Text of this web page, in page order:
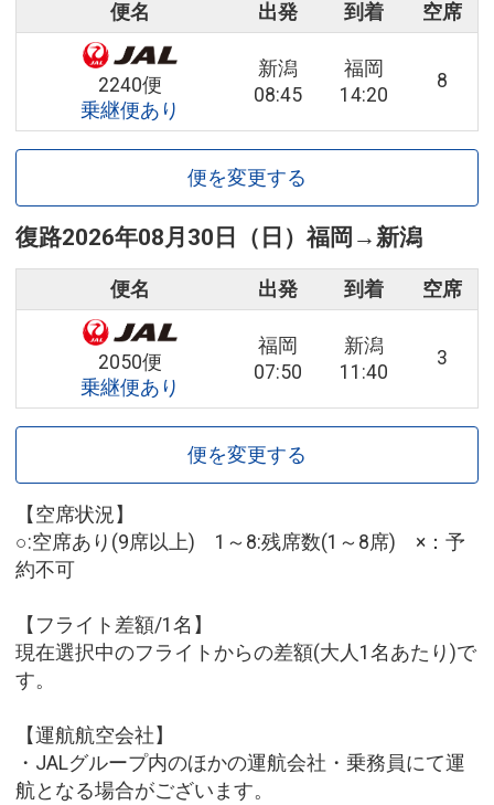
便名 出発 到着 空席
2240便
乗継便あり
新潟
08:45
福岡
14:20
8
便を変更する
復路2026年08月30日（日）福岡 →新潟
便名 出発 到着 空席
2050便
乗継便あり
福岡
07:50
新潟
11:40
3
便を変更する
【空席状況】
○:空席あり(9席以上) 1～8:残席数(1～8席) ×：予
約不可
【フライト差額/1名】
現在選択中のフライトからの差額(大人1名あたり)で
す。
【運航航空会社】
・JALグループ内のほかの運航会社・乗務員にて運
航となる場合がございます。